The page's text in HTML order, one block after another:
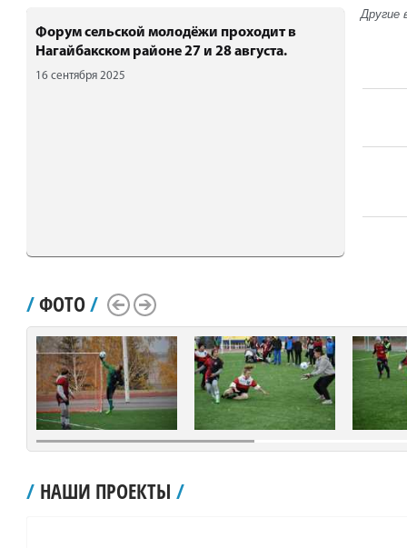
Форум сельской молодёжи проходит в
Нагайбакском районе 27 и 28 августа.
16 сентября 2025
Другие
/ФОТО/
Scroll LeftScroll Right
/ НАШИ ПРОЕКТЫ /